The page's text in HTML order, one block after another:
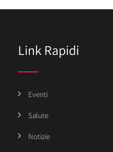
Link Rapidi
Eventi
Salute
Notizie